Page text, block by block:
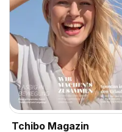
Tchibo Magazin